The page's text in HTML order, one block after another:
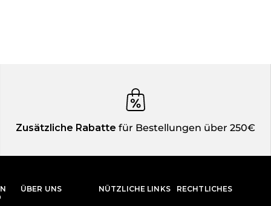
Zusätzliche Rabatte für Bestellungen über 250€
ÜBER UNS NÜTZLICHE LINKS RECHTLICHES